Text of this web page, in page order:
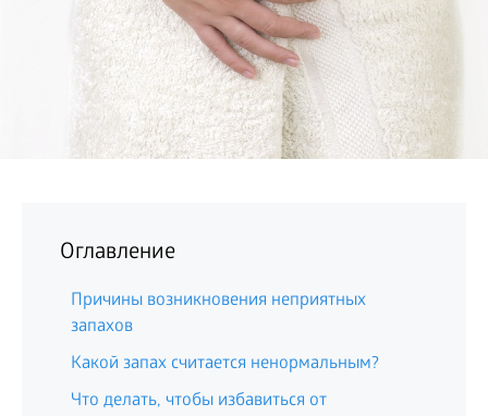
Оглавление
Причины возникновения неприятных
запахов
Какой запах считается ненормальным?
Что делать, чтобы избавиться от